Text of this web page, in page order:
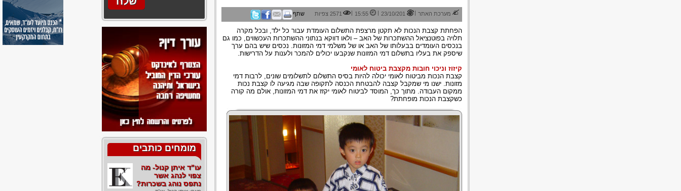
מערכת האתר |
23/10/201
|
15:55
| 2571 צפיות שתף
הפחתת קצבת הנכות לא תקטן מרצפת התשלום העומדת עבור כל ילד, ובכל מקרה
תלויה בפוטנציאל ההשתכרות של האב – ולאו דווקא בנתוני ההשתכרות העכשווים, כמו גם
בנכסים העומדים בבעלותו של האב או של משלמי דמי המזונות. נכסים שיש בהם ערך
שיספק את בעליו בתשלום דמי המזונות שנקבעו יכולים להמכר ולענות על הדרישות.
קיזוז וניכוי חובות מקצבת ביטוח לאומי
קצבת הנכות מביטוח לאומי יכולה להיות בסיס התשלום לתשלומים שונים, לרבות דמי
מזונות. ישנו מי שמקבל קצבה להבטחת הכנסה לתקופה שבה מגיעה לו קצבת נכות
ממקום העבודה. מתוך כך, המוסד לביטוח לאומי יקזז את דמי המזונות, אולם מה קורה
כשקצבת הנכות מופחתת?
מומחים כותבים
עו"ד איתן קנול- מה
צפוי לנהג אשר
נתפס נוהג בשכרות?